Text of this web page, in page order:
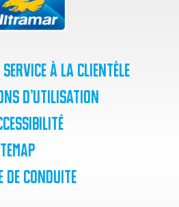
à la clientèle
d’utilisation
de Conduite